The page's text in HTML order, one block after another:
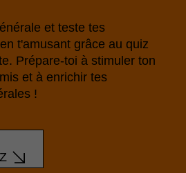
et teste tes
t'amusant grâce au quiz
Prépare-toi à stimuler ton
et à enrichir tes
!